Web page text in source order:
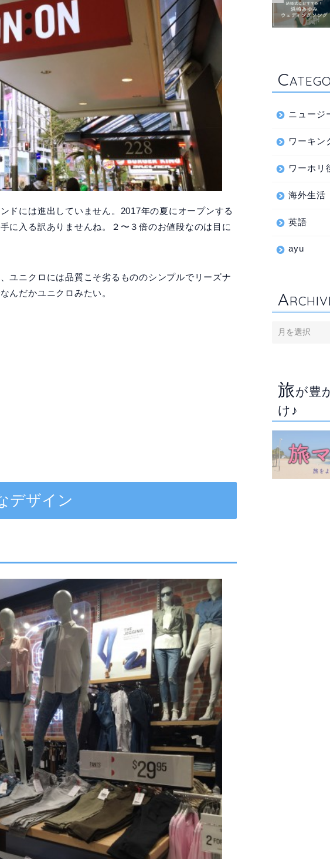
ドには進出していません。2017年の夏にオープンする
に入る訳ありませんね。２〜３倍のお値段なのは目に
ユニクロには品質こそ劣るもののシンプルでリーズナ
んだかユニクロみたい。
デザイン
C
ニュージ
ワーキン
ワーホリ
海外生活
英語
ayu
A
旅が豊
け♪